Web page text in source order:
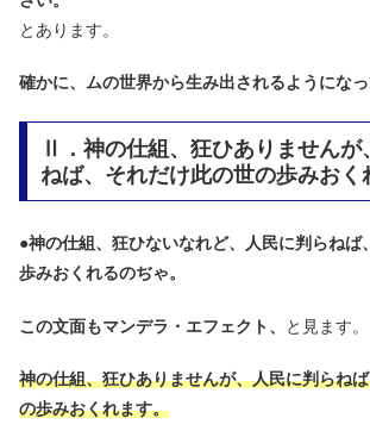
とあります。
確かに、ムの世界から生み出されるようになっ
Ⅱ．神の仕組、狂ひありませんが
ねば、それだけ此の世の歩みおく
●神の仕組、狂ひないなれど、人民に判らねば
歩みおくれるのぢゃ。
この文面もマンデラ・エフェクト、 と見ます。
神の仕組、狂ひありませんが、人民に判らね
の歩みおくれます。